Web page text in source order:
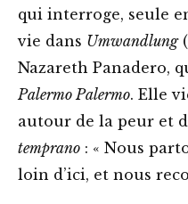
qui interroge, seule
vie dans Umwandlung
Nazareth Panadero,
Palermo Palermo. Elle
autour de la peur et
temprano : « Nous
loin d’ici, et nous